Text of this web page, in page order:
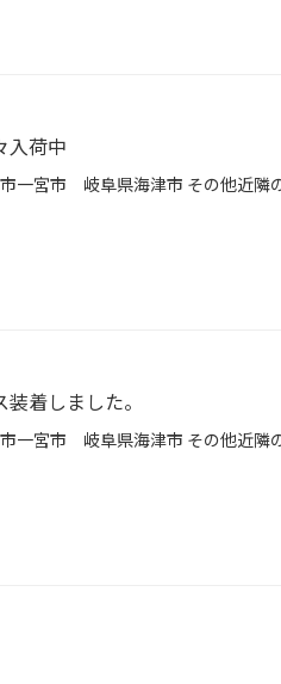
入荷中
着しました。